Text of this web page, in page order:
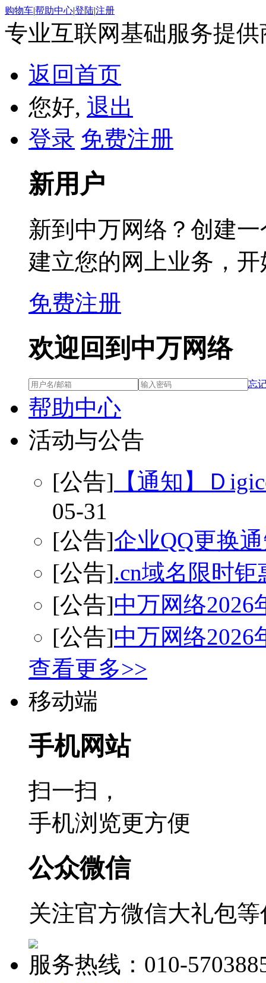
购物车|帮助中心|登陆|注册
专业互联网基础服务提供
返回首页
您好, 退出
登录 免费注册
新用户
新到中万网络？创建
建立您的网上业务，
免费注册
欢迎回到中万网络
忘
帮助中心
活动与公告
[公告] 【通知】Ｄ
05-31
[公告]企业QQ更换
[公告].cn域名限时
[公告]中万网络2026
[公告]中万网络2026
查看更多>>
移动端
手机网站
扫一扫，
手机浏览更方便
公众微信
关注官方微信大礼包
服务热线：010-